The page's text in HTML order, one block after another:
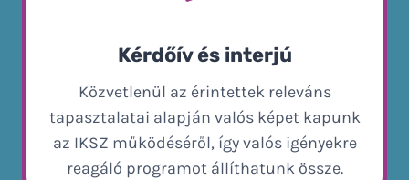
Kérdőív és interjú
Közvetlenül az érintettek releváns
tapasztalatai alapján valós képet kapunk
az IKSZ működéséről, így valós igényekre
reagáló programot állíthatunk össze.